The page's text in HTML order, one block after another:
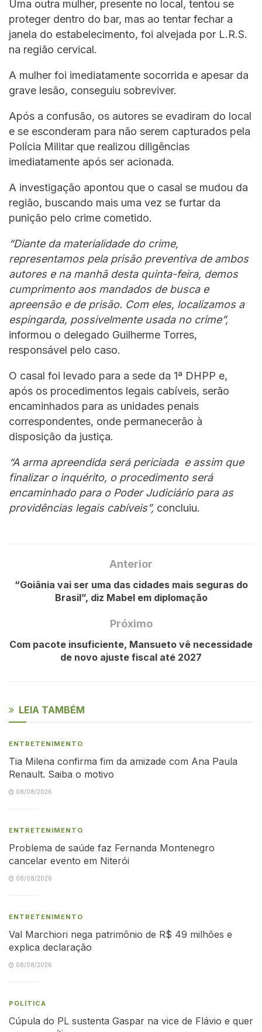
Uma outra mulher, presente no local, tentou se
proteger dentro do bar, mas ao tentar fechar a
janela do estabelecimento, foi alvejada por L.R.S.
na região cervical.
A mulher foi imediatamente socorrida e apesar da
grave lesão, conseguiu sobreviver.
Após a confusão, os autores se evadiram do local
e se esconderam para não serem capturados pela
Polícia Militar que realizou diligências
imediatamente após ser acionada.
A investigação apontou que o casal se mudou da
região, buscando mais uma vez se furtar da
punição pelo crime cometido.
“Diante da materialidade do crime,
representamos pela prisão preventiva de ambos
autores e na manhã desta quinta-feira, demos
cumprimento aos mandados de busca e
apreensão e de prisão. Com eles, localizamos a
espingarda, possivelmente usada no crime”,
informou o delegado Guilherme Torres,
responsável pelo caso.
O casal foi levado para a sede da 1ª DHPP e,
após os procedimentos legais cabíveis, serão
encaminhados para as unidades penais
correspondentes, onde permanecerão à
disposição da justiça.
“A arma apreendida será periciada e assim que
finalizar o inquérito, o procedimento será
encaminhado para o Poder Judiciário para as
providências legais cabíveis”, concluiu.
Anterior
“Goiânia vai ser uma das cidades mais seguras do
Brasil”, diz Mabel em diplomação
Próximo
Com pacote insuficiente, Mansueto vê necessidade
de novo ajuste fiscal até 2027
LEIA TAMBÉM
ENTRETENIMENTO
Tia Milena confirma fim da amizade com Ana Paula
Renault. Saiba o motivo
08/08/2026
ENTRETENIMENTO
Problema de saúde faz Fernanda Montenegro
cancelar evento em Niterói
08/08/2026
ENTRETENIMENTO
Val Marchiori nega patrimônio de R$ 49 milhões e
explica declaração
08/08/2026
POLÍTICA
Cúpula do PL sustenta Gaspar na vice de Flávio e quer